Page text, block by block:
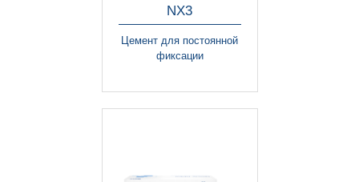
NX3
Цемент для постоянной
фиксации